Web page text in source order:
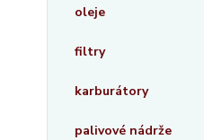
oleje
filtry
karburátory
palivové nádrže